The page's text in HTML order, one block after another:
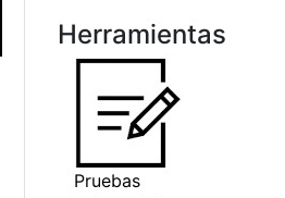
Herramientas